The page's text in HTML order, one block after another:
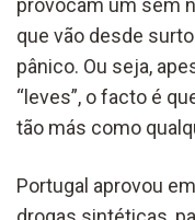
que vão desde
pânico. Ou seja,
“leves”, o facto é
tão más como
Portugal aprovou